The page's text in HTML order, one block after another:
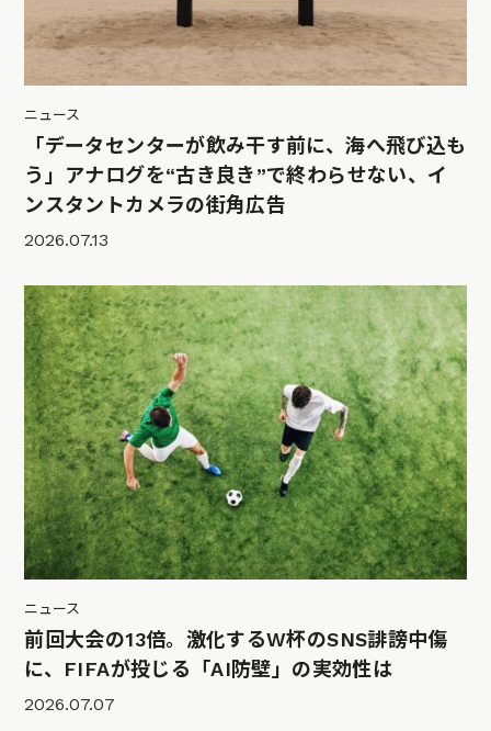
ニュース
「データセンターが飲み干す前に、海へ飛び込も
う」アナログを“古き良き”で終わらせない、イ
ンスタントカメラの街角広告
2026.07.13
ニュース
前回大会の13倍。激化するW杯のSNS誹謗中傷
に、FIFAが投じる「AI防壁」の実効性は
2026.07.07